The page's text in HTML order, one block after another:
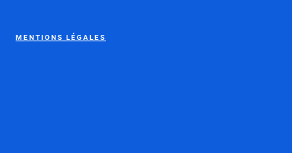
MENTIONS LÉGALES